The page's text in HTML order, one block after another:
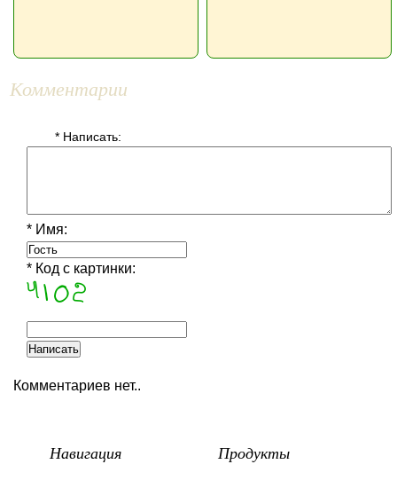
Комментарии
* Написать:
* Имя:
* Код с картинки:
Комментариев нет..
Навигация Продукты